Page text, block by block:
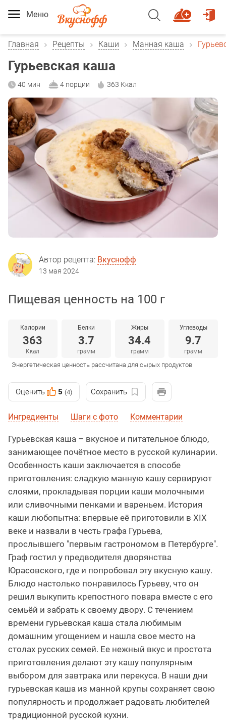
Меню
Главная Рецепты Каши Манная каша
Гурьевская каша
40 мин 4 порции 363 Ккал
Автор рецепта: Вкуснофф
13 мая 2024
Пищевая ценность на 100 г
Калории
363
Ккал
Белки
3.7
грамм
Жиры
34.4
грамм
Углеводы
9.7
грамм
Энергетическая ценность рассчитана для сырых продуктов
Оценить 5 (4) Сохранить
Ингредиенты Шаги с фото Комментарии
Гурьевская каша – вкусное и питательное блюдо,
занимающее почётное место в русской кулинарии.
Особенность каши заключается в способе
приготовления: сладкую манную кашу сервируют
слоями, прокладывая порции каши молочными
или сливочными пенками и вареньем. История
каши любопытна: впервые её приготовили в XIX
веке и назвали в честь графа Гурьева,
прослывшего "первым гастрономом в Петербурге".
Граф гостил у предводителя дворянства
Юрасовского, где и попробовал эту вкусную кашу.
Блюдо настолько понравилось Гурьеву, что он
решил выкупить крепостного повара вместе с его
семьёй и забрать к своему двору. С течением
времени гурьевская каша стала любимым
домашним угощением и нашла свое место на
столах русских семей. Ее нежный вкус и простота
приготовления делают эту кашу популярным
выбором для завтрака или перекуса. В наши дни
гурьевская каша из манной крупы сохраняет свою
популярность и продолжает радовать любителей
традиционной русской кухни.